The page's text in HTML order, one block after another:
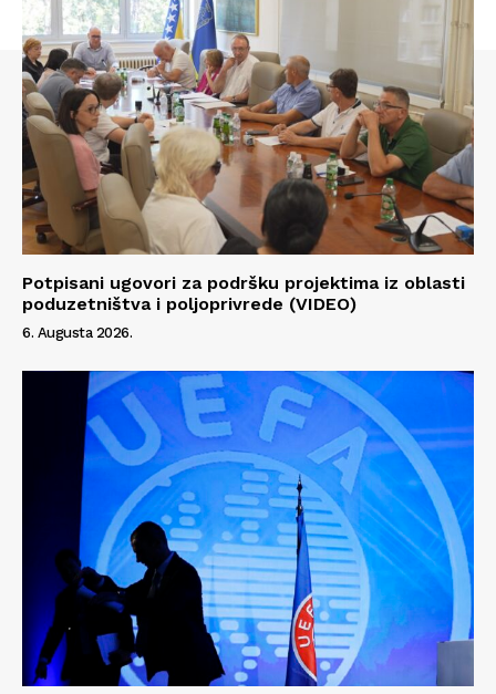
Info
O nama
Kontakt
Impressum
Potpisani ugovori za podršku projektima iz oblasti
poduzetništva i poljoprivrede (VIDEO)
6. Augusta 2026.